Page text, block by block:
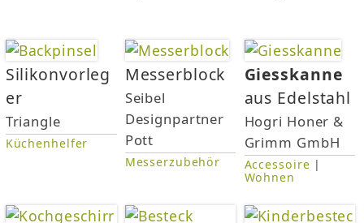
e
r
Silikonvorleg
er
Triangle
Küchenhelfer
Messerblock
Seibel
Designpartner
Pott
Messerzubehör
Giesskanne
aus Edelstahl
Hogri Honer &
Grimm GmbH
Accessoire |
Wohnen
S
e
i
e